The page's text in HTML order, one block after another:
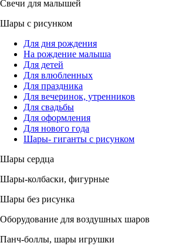
Свечи для малышей
Шары с рисунком
Для дня рождения
На рождение малыша
Для детей
Для влюбленных
Для праздника
Для вечеринок, утренников
Для свадьбы
Для оформления
Для нового года
Шары- гиганты с рисунком
Шары сердца
Шары-колбаски, фигурные
Шары без рисунка
Оборудование для воздушных шаров
Панч-боллы, шары игрушки